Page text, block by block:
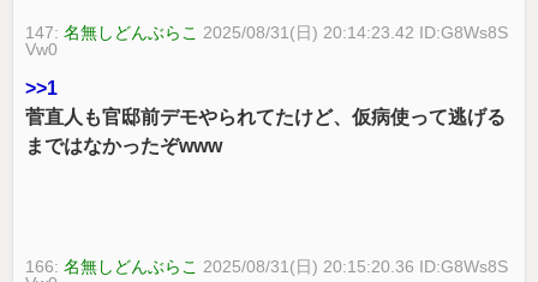
147:名無しどんぶらこ 2025/08/31(日) 20:14:23.42 ID:G8Ws8S
Vw0
>>1
菅直人も官邸前デモやられてたけど、仮病使って逃げる
まではなかったぞwww
166:名無しどんぶらこ 2025/08/31(日) 20:15:20.36 ID:G8Ws8S